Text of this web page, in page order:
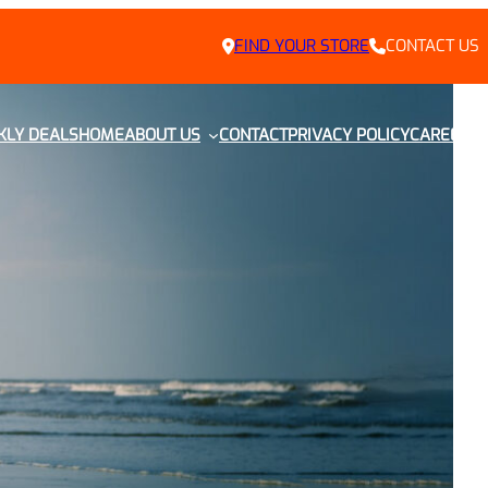
FIND YOUR STORE CONTACT US
DEALSHOMEABOUT US CONTACTPRIVACY POLICYCAREERS